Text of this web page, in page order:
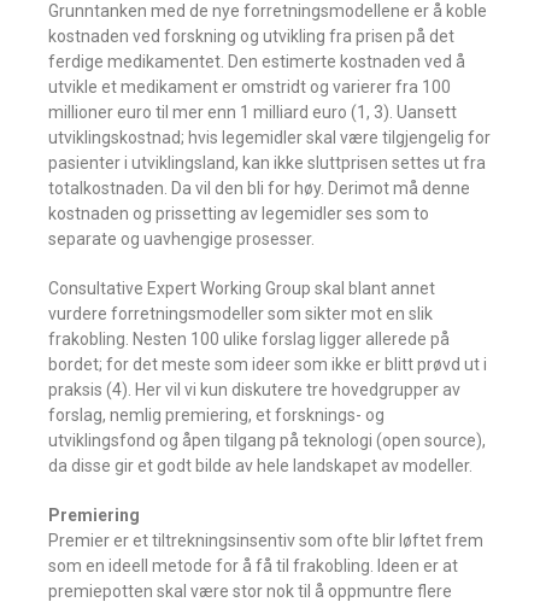
Grunntanken med de nye forretningsmodellene er å koble
kostnaden ved forskning og utvikling fra prisen på det
ferdige medikamentet. Den estimerte kostnaden ved å
utvikle et medikament er omstridt og varierer fra 100
millioner euro til mer enn 1 milliard euro (1, 3). Uansett
utviklingskostnad; hvis legemidler skal være tilgjengelig for
pasienter i utviklingsland, kan ikke sluttprisen settes ut fra
totalkostnaden. Da vil den bli for høy. Derimot må denne
kostnaden og prissetting av legemidler ses som to
separate og uavhengige prosesser.
Consultative Expert Working Group skal blant annet
vurdere forretningsmodeller som sikter mot en slik
frakobling. Nesten 100 ulike forslag ligger allerede på
bordet; for det meste som ideer som ikke er blitt prøvd ut i
praksis (4). Her vil vi kun diskutere tre hovedgrupper av
forslag, nemlig premiering, et forsknings- og
utviklingsfond og åpen tilgang på teknologi (open source),
da disse gir et godt bilde av hele landskapet av modeller.
Premiering
Premier er et tiltrekningsinsentiv som ofte blir løftet frem
som en ideell metode for å få til frakobling. Ideen er at
premiepotten skal være stor nok til å oppmuntre flere